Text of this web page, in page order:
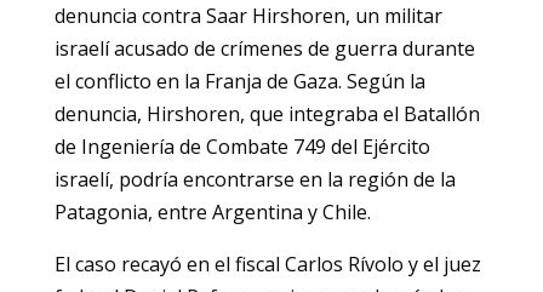
denuncia contra Saar Hirshoren, un militar
israelí acusado de crímenes de guerra durante
el conflicto en la Franja de Gaza. Según la
denuncia, Hirshoren, que integraba el Batallón
de Ingeniería de Combate 749 del Ejército
israelí, podría encontrarse en la región de la
Patagonia, entre Argentina y Chile.
El caso recayó en el fiscal Carlos Rívolo y el juez